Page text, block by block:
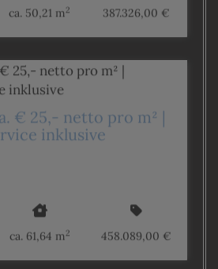
ca. 50,21 m2 387.326,00 €
€ 25,- netto pro m² |
inklusive
ca. 61,64 m 2 458.089,00 €